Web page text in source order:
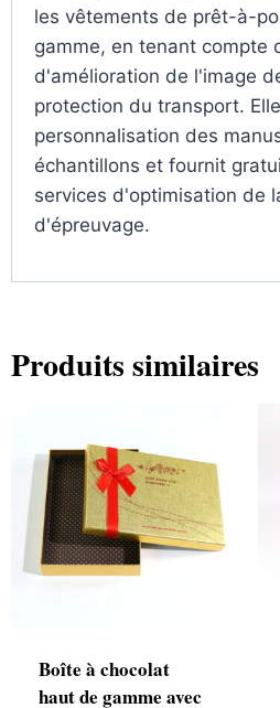
les vêtements de prêt-à-
gamme, en tenant compte
d'amélioration de l'image
protection du transport.
personnalisation des
échantillons et fournit
services d'optimisation de
d'épreuvage.
Produits similaires
Boîte à chocolat
haut de gamme avec